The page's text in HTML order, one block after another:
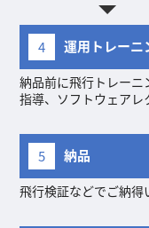
4 運用トレーニ
納品前に飛行トレー
指導、ソフトウェアレ
5 納品
飛行検証などでご納得